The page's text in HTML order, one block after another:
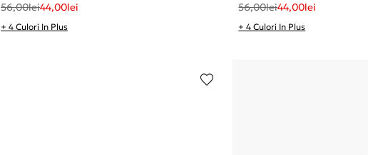
56,00lei44,00lei
+ 4 Culori In Plus
56,00lei44,00lei
+ 4 Culori In Plus